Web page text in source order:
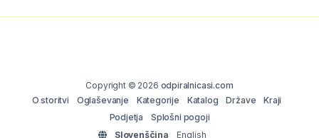
Copyright © 2026 odpiralnicasi.com
O storitvi
Oglaševanje Kategorije Katalog Države
Kraji
Podjetja
Splošni pogoji
Slovenščina
English